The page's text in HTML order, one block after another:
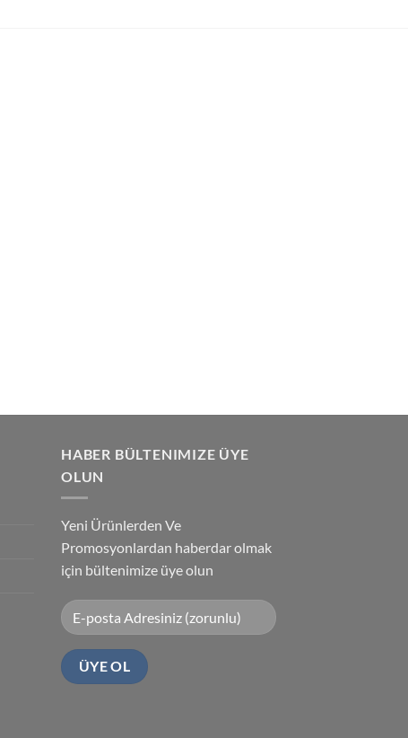
HABER BÜLTENIMIZE ÜYE
OLUN
Yeni Ürünlerden Ve
Promosyonlardan haberdar olmak
için bültenimize üye olun